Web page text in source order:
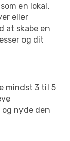
en lokal,
eller
at skabe en
og dit
mindst 3 til 5
nyde den